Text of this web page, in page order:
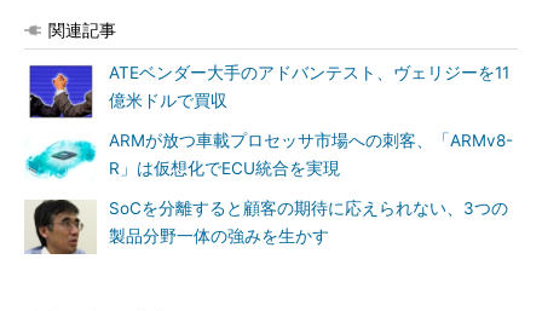
関連記事
ATEベンダー大手のアドバンテスト、ヴェリジーを11
億米ドルで買収
ARMが放つ車載プロセッサ市場への刺客、「ARMv8-
R」は仮想化でECU統合を実現
SoCを分離すると顧客の期待に応えられない、3つの
製品分野一体の強みを生かす